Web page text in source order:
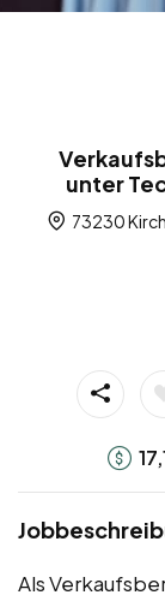
unter
73230
Als